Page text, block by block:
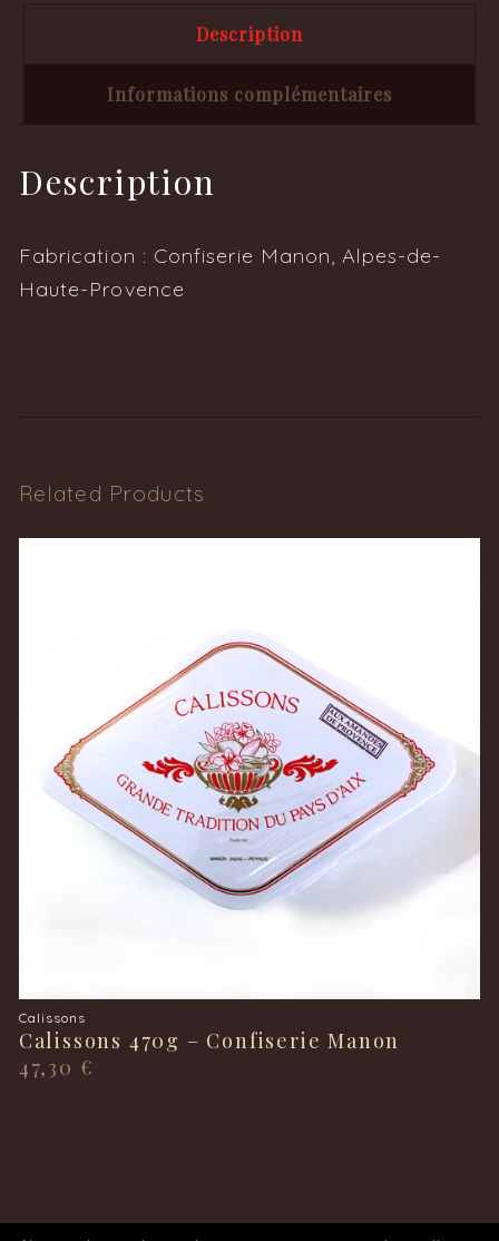
Description
Informations complémentaires
Description
Fabrication : Confiserie Manon, Alpes-de-
Haute-Provence
Related Products
Calissons
Calissons 470g – Confiserie Manon
47,30 €